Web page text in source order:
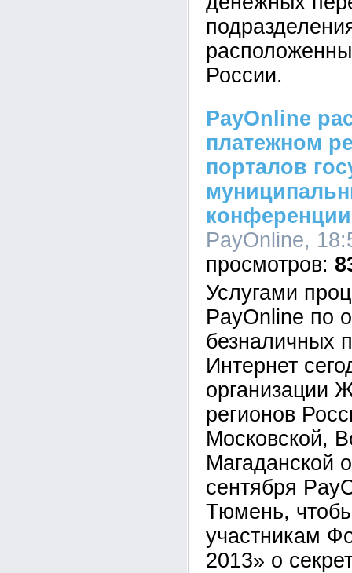
России.
PayOnline
платежном
порталов
PayOnline,
Услугами
PayOnline по
безналичных
Интернет
организации
регионов
Московской,
Магаданской
сентября
Тюмень,
участникам
2013» о